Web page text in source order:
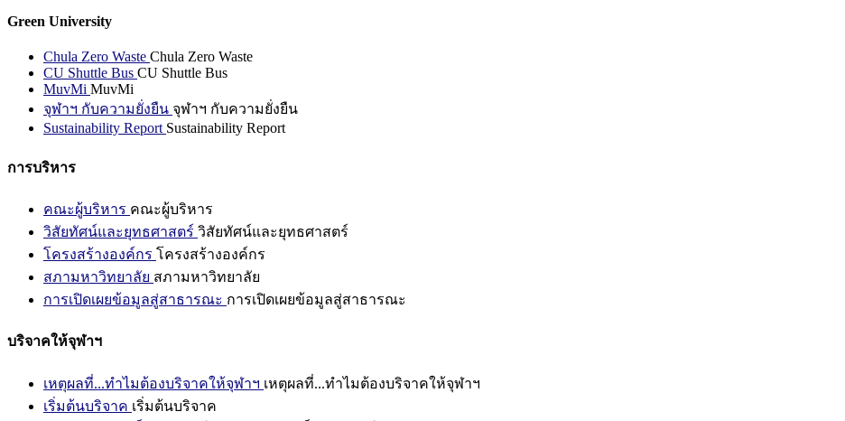
Green University
Chula Zero Waste Chula Zero Waste
CU Shuttle Bus CU Shuttle Bus
MuvMi MuvMi
จุฬาฯ กับความยั่งยืน จุฬาฯ กับความยั่งยืน
Sustainability Report Sustainability Report
การบริหาร
คณะผู้บริหาร คณะผู้บริหาร
วิสัยทัศน์และยุทธศาสตร์ วิสัยทัศน์และยุทธศาสตร์
โครงสร้างองค์กร โครงสร้างองค์กร
สภามหาวิทยาลัย สภามหาวิทยาลัย
การเปิดเผยข้อมูลสู่สาธารณะ การเปิดเผยข้อมูลสู่สาธารณะ
บริจาคให้จุฬาฯ
เหตุผลที่...ทำไมต้องบริจาคให้จุฬาฯ เหตุผลที่...ทำไมต้องบริจาคให้จุฬาฯ
เริ่มต้นบริจาค เริ่มต้นบริจาค